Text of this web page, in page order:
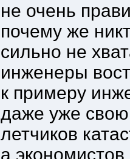
не очень
почему же
сильно не
инженеры
к примеру
даже уже
летчиков
а